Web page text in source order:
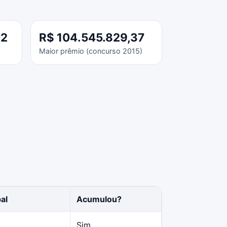
R$ 104.545.829,37
Maior prêmio (concurso 2015)
Acumulou?